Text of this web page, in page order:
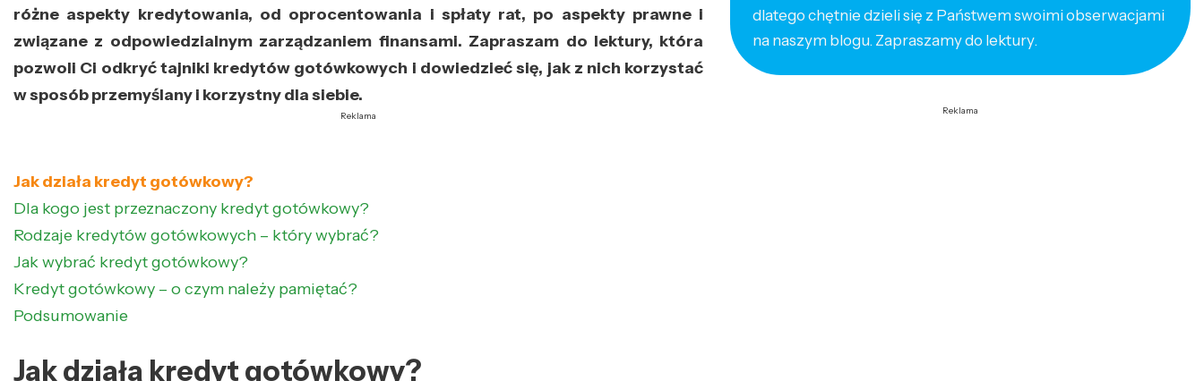
różne aspekty kredytowania, od oprocentowania i spłaty rat, po aspekty prawne i
związane z odpowiedzialnym zarządzaniem finansami. Zapraszam do lektury, która
pozwoli Ci odkryć tajniki kredytów gotówkowych i dowiedzieć się, jak z nich korzystać
w sposób przemyślany i korzystny dla siebie.
Reklama
Jak działa kredyt gotówkowy?
Dla kogo jest przeznaczony kredyt gotówkowy?
Rodzaje kredytów gotówkowych – który wybrać?
Jak wybrać kredyt gotówkowy?
Kredyt gotówkowy – o czym należy pamiętać?
Podsumowanie
Jak działa kredyt gotówkowy?
dlatego chętnie dzieli się z Państwem swoimi obserwacjami
na naszym blogu. Zapraszamy do lektury.
Reklama